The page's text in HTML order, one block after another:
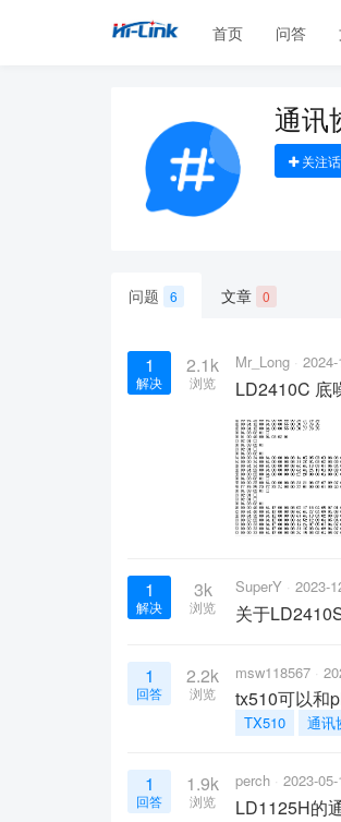
首页 问答
通讯
关注
问题 6 文章 0
1
解决
2.1k
浏览
Mr_Long
LD2410C 底
1
解决
3k
浏览
SuperY 2023-
关于
1
回答
2.2k
浏览
msw118567
tx510可以和
TX510 通讯
1
回答
1.9k
浏览
perch 2023-
LD1125H的